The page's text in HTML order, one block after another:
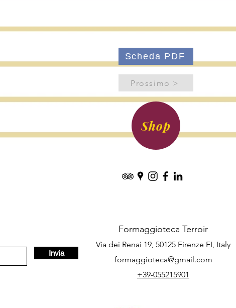
Scheda PDF
Prossimo >
Shop
Invia
Formaggioteca Terroir
Via dei Renai 19, 50125 Firenze FI, Italy
formaggioteca@gmail.com
+39-055215901